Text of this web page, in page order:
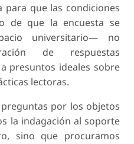
para que las condiciones
de que la encuesta se
universitario— no
de respuestas
presuntos ideales sobre
lectoras.
por los objetos
la indagación al soporte
sino que procuramos